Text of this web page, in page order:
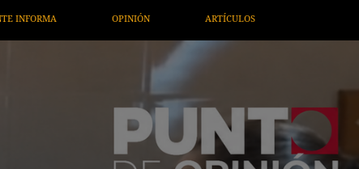
ARTÍCULOS ARTE / ENTRETENIMIENTO